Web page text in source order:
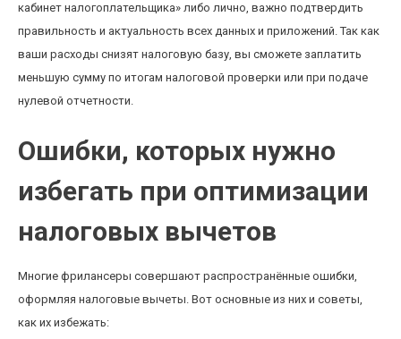
кабинет налогоплательщика» либо лично, важно подтвердить
правильность и актуальность всех данных и приложений. Так как
ваши расходы снизят налоговую базу, вы сможете заплатить
меньшую сумму по итогам налоговой проверки или при подаче
нулевой отчетности.
Ошибки, которых нужно
избегать при оптимизации
налоговых вычетов
Многие фрилансеры совершают распространённые ошибки,
оформляя налоговые вычеты. Вот основные из них и советы,
как их избежать: